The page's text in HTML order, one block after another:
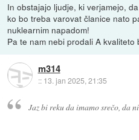
In obstajajo ljudje, ki verjamejo,
ko bo treba varovat članice nato
nuklearnim napadom!
Pa te nam nebi prodali A kvaliteto
m314
:: 13. jan 2025, 21:35
Jaz bi reku da imamo srečo, da